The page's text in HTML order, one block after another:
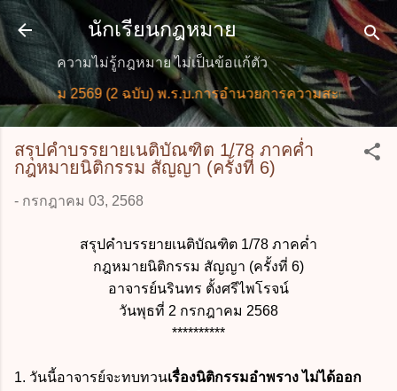
ข้ามไปที่เนื้อหาหลัก
นักเรียนกฎหมาย
ความไม่รู้กฎหมาย ไม่เป็นข้อแก้ตัว
(2 ฉบับ) พ.ร.บ.การอำนวยการความสะดวกในการพิจารณ
สรุปคำบรรยายเนติบัณฑิต 1/78 ภาคค่ำ
กฎหมายนิติกรรม สัญญา (ครั้งที่ 6)
- กรกฎาคม 03, 2568
สรุปคำบรรยายเนติบัณฑิต 1/78 ภาคค่ำ
กฎหมายนิติกรรม สัญญา (ครั้งที่ 6)
อาจารย์นรินทร ตั้งศรีไพโรจน์
วันพุธที่ 2 กรกฎาคม 2568
**********
1. วันนี้อาจารย์จะทบทวนเรื่องนิติกรรมอำพราง ไม่ได้ออก